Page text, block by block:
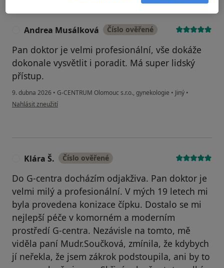
Andrea Musálková Číslo ověřené
Pan doktor je velmi profesionální, vše dokáže
dokonale vysvětlit i poradit. Má super lidský
přístup.
9. dubna 2026 • G-CENTRUM Olomouc s.r.o., gynekologie • Jiný •
podle názoru uživatele Andrea Musálková
Nahlásit zneužití
Klára Š. Číslo ověřené
Do G-centra docházím odjakživa. Pan doktor je
velmi milý a profesionální. V mých 19 letech mi
byla provedena konizace čípku. Dostalo se mi
nejlepší péče v komorném a moderním
prostředí G-centra. Nezávisle na tomto, mě
viděla paní Mudr.Součková, zmínila, že kdybych
jí neřekla, že jsem zákrok podstoupila, ani by to